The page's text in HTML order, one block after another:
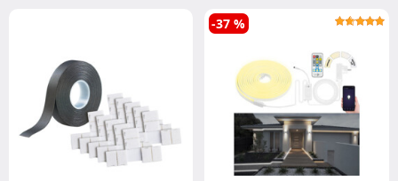
-37 %